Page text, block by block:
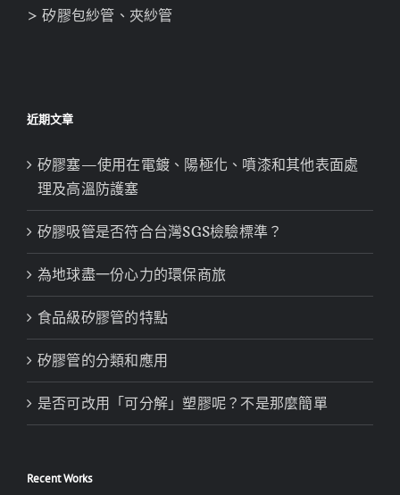
> 矽膠包紗管、夾紗管
近期文章
矽膠塞—使用在電鍍、陽極化、噴漆和其他表面處
理及高溫防護塞
矽膠吸管是否符合台灣SGS檢驗標準？
為地球盡一份心力的環保商旅
食品級矽膠管的特點
矽膠管的分類和應用
是否可改用「可分解」塑膠呢？不是那麼簡單
Recent Works